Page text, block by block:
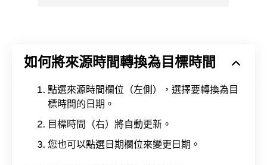
如何將來源時間轉換為目標時間
點選來源時間欄位（左側），選擇要轉換為目
標時間的日期。
目標時間（右）將自動更新。
您也可以點選日期欄位來變更日期。